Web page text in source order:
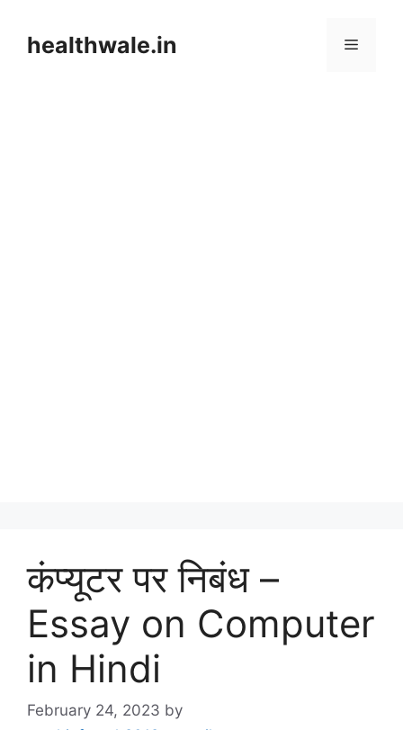
contenthealthwale.in Menu
कंप्यूटर पर निबंध –
Essay on Computer
in Hindi
February 24, 2023 by